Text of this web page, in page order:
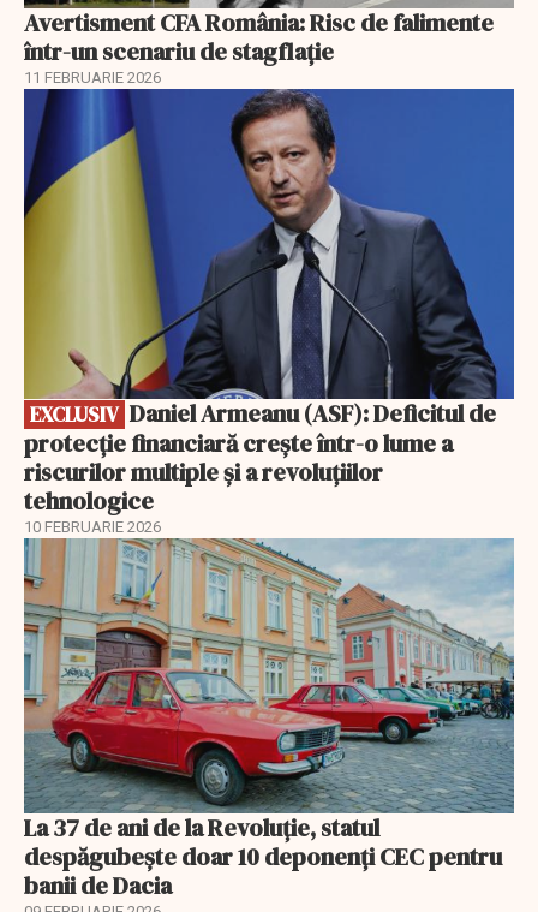
Avertisment CFA România: Risc de falimente
într-un scenariu de stagflație
11 FEBRUARIE 2026
EXCLUSIV
EXCLUSIV
protecție financiară crește într-o lume a
riscurilor multiple și a revoluțiilor
tehnologice
10 FEBRUARIE 2026
La 37 de ani de la Revoluție, statul
despăgubește doar 10 deponenți CEC pentru
banii de Dacia